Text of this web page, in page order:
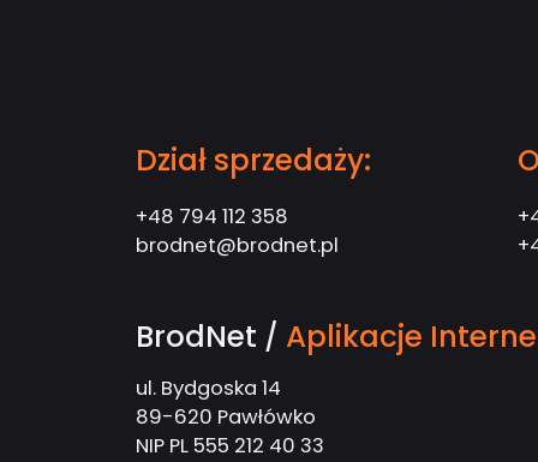
ZOBACZ SZCZEGÓŁY
ZOBACZ SZCZEGÓŁY
ZOBACZ SZCZEGÓŁY
Dział sprzedaży:
+48 794 112 358
brodnet@brodnet.pl
BrodNet / Aplikacje
ul. Bydgoska 14
89-620 Pawłówko
NIP PL 555 212 40 33